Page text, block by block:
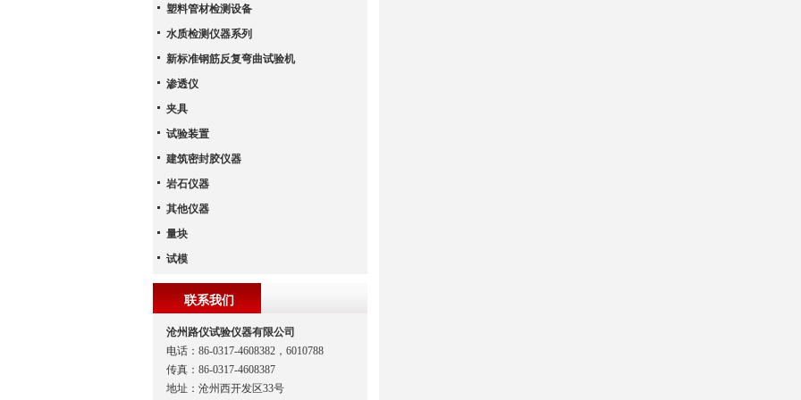
塑料管材检测设备
水质检测仪器系列
新标准钢筋反复弯曲试验机
渗透仪
夹具
试验装置
建筑密封胶仪器
岩石仪器
其他仪器
量块
试模
联系我们
沧州路仪试验仪器有限公司
电话：86-0317-4608382，6010788
传真：86-0317-4608387
地址：沧州西开发区33号